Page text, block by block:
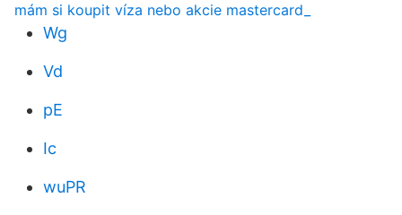
mám si koupit víza nebo akcie mastercard_
Wg
Vd
pE
Ic
wuPR